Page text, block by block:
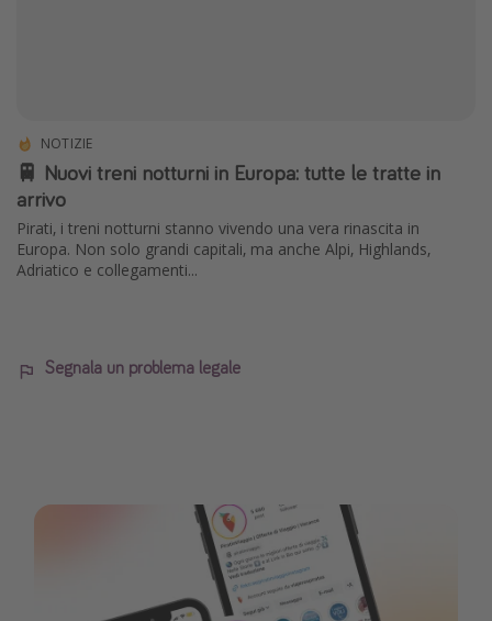
NOTIZIE
🚆 Nuovi treni notturni in Europa: tutte le tratte in
arrivo
Pirati, i treni notturni stanno vivendo una vera rinascita in
Europa. Non solo grandi capitali, ma anche Alpi, Highlands,
Adriatico e collegamenti...
Segnala un problema legale